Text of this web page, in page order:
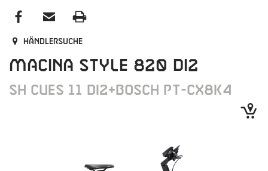
Händlersuche
MACINA STYLE 820 DI2
SH CUES 11 DI2+BOSCH PT-CX8K4